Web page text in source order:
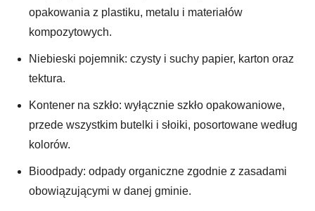
opakowania z plastiku, metalu i materiałów
kompozytowych.
Niebieski pojemnik: czysty i suchy papier, karton oraz
tektura.
Kontener na szkło: wyłącznie szkło opakowaniowe,
przede wszystkim butelki i słoiki, posortowane według
kolorów.
Bioodpady: odpady organiczne zgodnie z zasadami
obowiązującymi w danej gminie.